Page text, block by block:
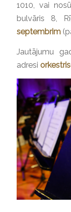
1010, vai
bulvāris 8,
septembrim
Jautājumu
adresi